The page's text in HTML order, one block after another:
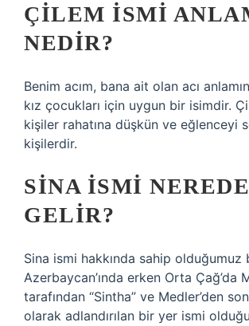
ÇILEM ISMI
NEDIR?
Benim acım, bana ait olan acı
kız çocukları için uygun bir isimdir.
kişiler rahatına düşkün ve eğlenceyi
kişilerdir.
SINA ISMI
GELIR?
Sina ismi hakkında sahip olduğumuz
Azerbaycan’ında erken Orta Çağ’da
tarafından “Sintha” ve Medler’den
olarak adlandırılan bir yer ismi